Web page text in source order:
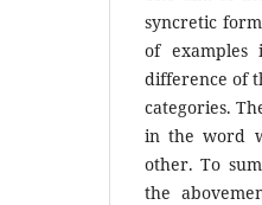
syncretic
of examples
difference of
categories.
in the word
other. To
the